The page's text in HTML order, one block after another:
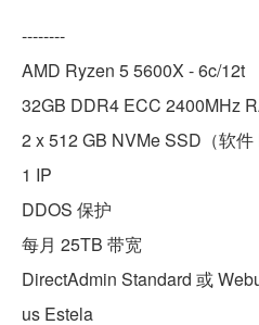
--------
AMD Ryzen 5 5600X - 6c/12t
32GB DDR4 ECC 2400MHz
2 x 512 GB NVMe SSD（软件
1 IP
DDOS 保护
每月 25TB 带宽
DirectAdmin Standard 或
us Estela